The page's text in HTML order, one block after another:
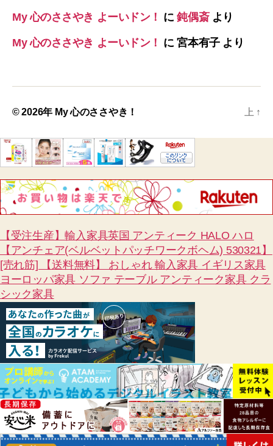
My 心のささやき よーいドン！ に鈍偶斎より
My 心のささやき よーいドン！ に宮本有子より
© 2026年 My 心のささやき！ 上 ↑
【受注生産】輸入家具英国 アンティーク HALO ハロ
【アンチェア(ベルベットパッチワークボヘム) 530321】
[売れ筋] 【送料無料】 おしゃれ 輸入家具 イギリス家具
ヨーロッパ家具 ソファ テーブル アンティーク家具 クラ
シック家具